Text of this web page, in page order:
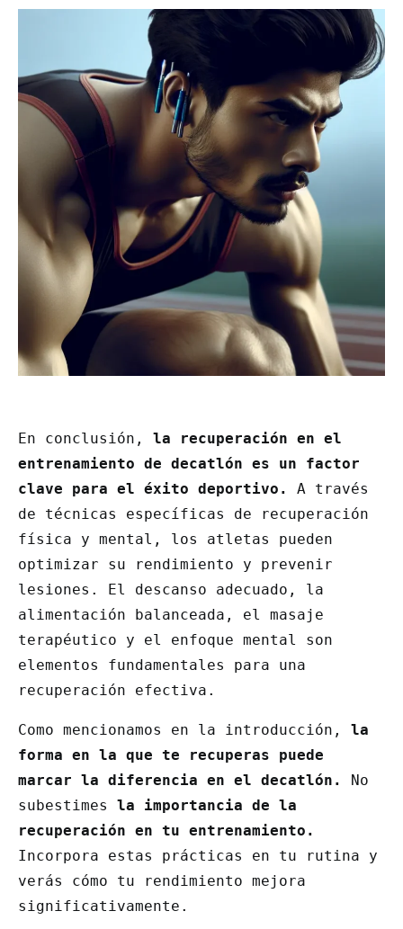
En conclusión, la recuperación en el
entrenamiento de decatlón es un factor
clave para el éxito deportivo.
A través
de técnicas específicas de recuperación
física y mental, los atletas pueden
optimizar su rendimiento y prevenir
lesiones. El descanso adecuado, la
alimentación balanceada, el masaje
terapéutico y el enfoque mental son
elementos fundamentales para una
recuperación efectiva.
Como mencionamos en la introducción, la
forma en la que te recuperas puede
marcar la diferencia en el decatlón.
No
subestimes la importancia de la
recuperación en tu entrenamiento.
Incorpora estas prácticas en tu rutina y
verás cómo tu rendimiento mejora
significativamente.